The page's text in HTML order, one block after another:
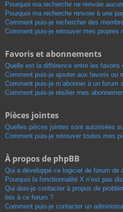
Pourquoi ma recherche ne renvoie
Pourquoi ma recherche renvoie à une
Comment puis-je rechercher des
Comment puis-je retrouver mes propres
Favoris et abonnements
Quelle est la différence entre les favoris
Comment puis-je ajouter aux favoris ou
Comment puis-je m’abonner à un forum
Comment puis-je résilier mes
Pièces jointes
Quelles pièces jointes sont autorisées
Comment puis-je retrouver toutes mes
À propos de phpBB
Qui a développé ce logiciel de forum de
Pourquoi la fonctionnalité X n’est pas
Qui dois-je contacter à propos de
liés à ce forum ?
Comment puis-je contacter un